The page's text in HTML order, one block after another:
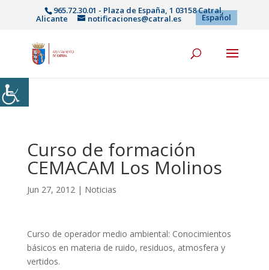
965.72.30.01 - Plaza de España, 1 03158 Catral,
Alicante notificaciones@catral.es Español
Curso de formación
CEMACAM Los Molinos
Jun 27, 2012| Noticias
Curso de operador medio ambiental: Conocimientos
básicos en materia de ruido, residuos, atmosfera y
vertidos.